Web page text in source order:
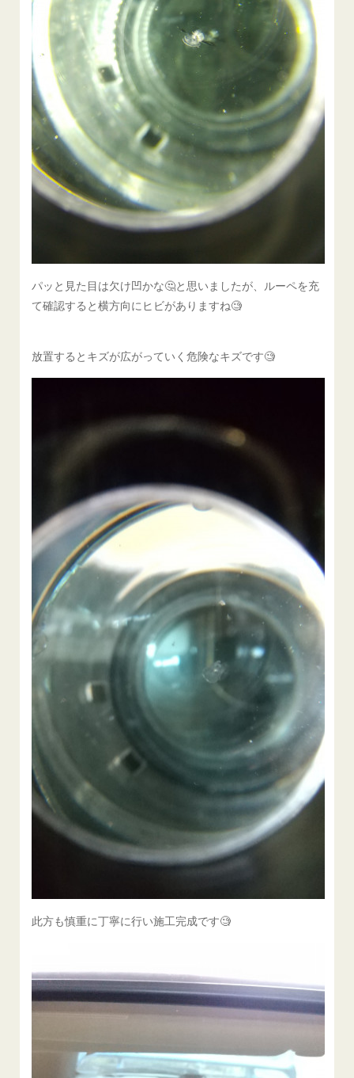
パッと見た目は欠け凹かな🤔と思いましたが、ルーペを充
て確認すると横方向にヒビがありますね🧐
放置するとキズが広がっていく危険なキズです🧐
此方も慎重に丁寧に行い施工完成です🧐